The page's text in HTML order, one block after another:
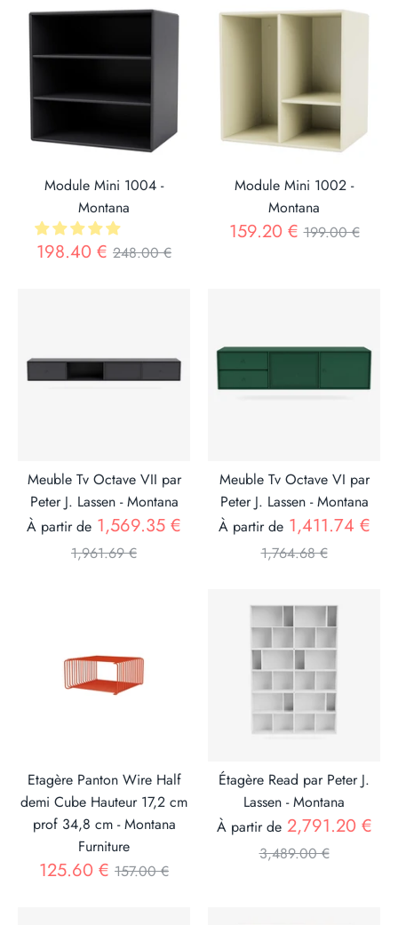
Module Mini 1004 -
Montana
198.40 € Prix
248.00 €
Module Mini 1002 -
Montana
159.20 €Prix
199.00 €
Meuble Tv Octave VII par
Peter J. Lassen - Montana
À partir de 1,569.35 €
1,961.69 €
Meuble Tv Octave VI par
Peter J. Lassen - Montana
À partir de 1,411.74 €Prix
1,764.68 €
Etagère Panton Wire Half
demi Cube Hauteur 17,2 cm
prof 34,8 cm - Montana
Furniture
125.60 € Prix
157.00 €
Étagère Read par Peter J.
Lassen - Montana
À partir de 2,791.20 €Prix
3,489.00 €